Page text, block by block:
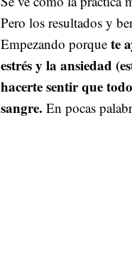
Pero los resultados y
Empezando porque te
estrés y la ansiedad
hacerte sentir que
sangre. En pocas